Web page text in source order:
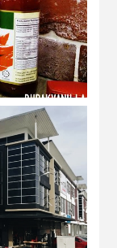
in sibu!